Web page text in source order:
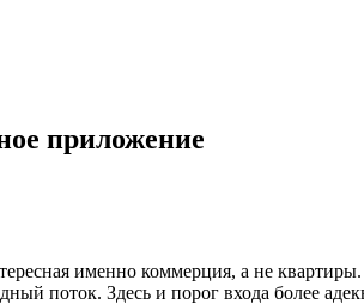
приложение
именно коммерция, а не
поток. Здесь и порог входа более